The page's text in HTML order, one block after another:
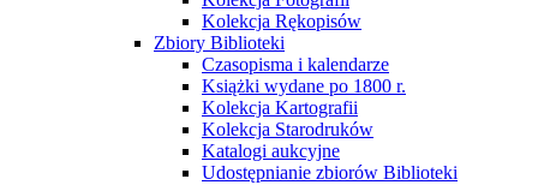
Kolekcja Rękopisów
Zbiory Biblioteki
Czasopisma i kalendarze
Książki wydane po 1800 r.
Kolekcja Kartografii
Kolekcja Starodruków
Katalogi aukcyjne
Udostępnianie zbiorów Biblioteki